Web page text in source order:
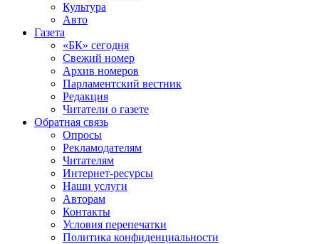
Культура
Авто
Газета
«БК» сегодня
Свежий номер
Архив номеров
Парламентский вестник
Редакция
Читатели о газете
Обратная связь
Опросы
Рекламодателям
Читателям
Интернет-ресурсы
Наши услуги
Авторам
Контакты
Условия перепечатки
Политика конфиденциальности